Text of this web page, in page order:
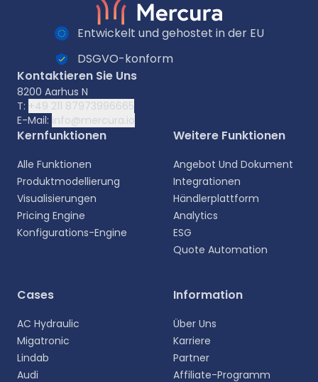
Wählen Sie Ihre Sprache aus
persönlichere Erfahrung.
Entwickelt und gehostet in der EU
DSGVO-konform
Kontaktieren Sie Uns
8200 Aarhus N
T: +49 211 87973996665
E-Mail: info@mercura.io
Kernfunktionen
Alle Funktionen
Produktmodellierung
Visualisierungen
Pricing Engine
Konfigurations-Engine
Weitere Funktionen
Angebot Und Dokument
Integrationen
Händlerplattform
Analytics
ESG
Quote Automation
Cases
AC Hydraulic
Migatronic
Lindab
Audi
Information
Über Uns
Karriere
Partner
Affiliate-Programm